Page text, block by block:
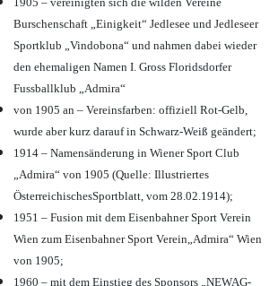
Burschenschaft „Einigkeit“ Jedlesee und Jedleseer
Sportklub „Vindobona“ und nahmen dabei wieder
den ehemaligen Namen I. Gross Floridsdorfer
Fussballklub „Admira“
von 1905 an – Vereinsfarben: offiziell Rot-Gelb,
wurde aber kurz darauf in Schwarz-Weiß geändert;
1914 – Namensänderung in Wiener Sport Club
„Admira“ von 1905 (Quelle: Illustriertes
ÖsterreichischesSportblatt, vom 28.02.1914);
1951 – Fusion mit dem Eisenbahner Sport Verein
Wien zum Eisenbahner Sport Verein„Admira“ Wien
von 1905;
1960 – mit dem Einstieg des Sponsors „NEWAG-